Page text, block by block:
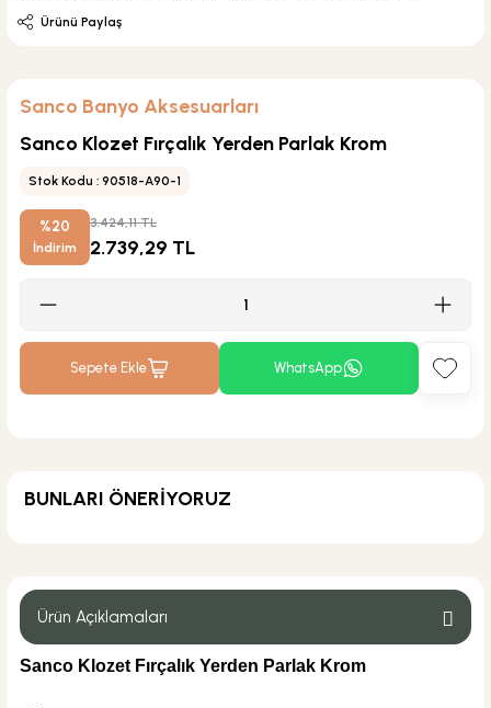
Ürünü Paylaş
Sanco Banyo Aksesuarları
Sanco Klozet Fırçalık Yerden Parlak Krom
Stok Kodu : 90518-A90-1
%20
İndirim
3.424,11 TL
2.739,29 TL
Sepete Ekle WhatsApp
BUNLARI ÖNERİYORUZ
Ürün Açıklamaları
Sanco Klozet Fırçalık Yerden Parlak Krom